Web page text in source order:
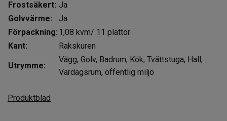
Frostsäkert: Ja
Golvvärme:
Ja
Förpackning: 1,08 kvm/ 11 plattor
Kant:
Rakskuren
Utrymme:
Vägg, Golv, Badrum, Kök, Tvättstuga, Hall,
Vardagsrum, offentlig miljö
Produktblad